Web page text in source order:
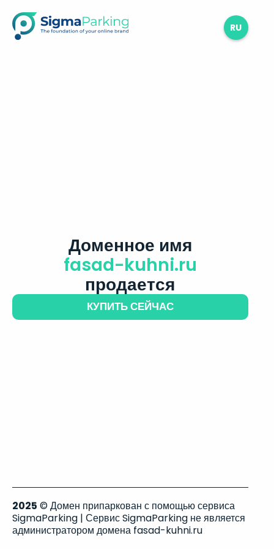
RU
Доменное имя
fasad-kuhni.ru
продается
КУПИТЬ СЕЙЧАС
2025 © Домен припаркован с помощью сервиса
SigmaParking | Сервис SigmaParking не является
администратором домена fasad-kuhni.ru